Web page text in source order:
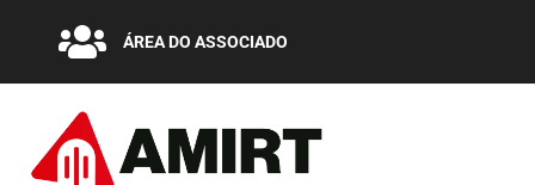
ÁREA DO ASSOCIADO